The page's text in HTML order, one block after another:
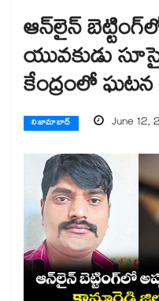
ఆన్‌‌‌‌‌‌‌‌‌‌‌‌‌‌‌‌లైన్‌‌‌‌‌‌‌‌‌‌‌‌‌‌‌‌
యువకుడు
కేంద్రంలో ఘటన
నిజామాబాద్ June 12,